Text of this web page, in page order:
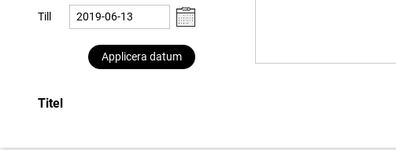
Till
Applicera datum
Titel